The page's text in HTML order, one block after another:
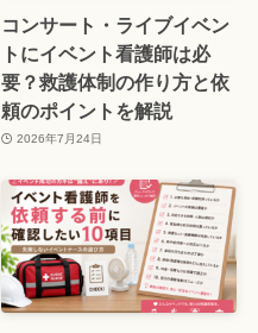
コンサート・ライブイベン
トにイベント看護師は必
要？救護体制の作り方と依
頼のポイントを解説
2026年7月24日